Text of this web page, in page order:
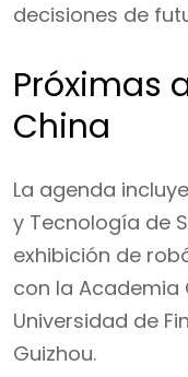
decisiones de
Próximas
China
La agenda
y Tecnología de
exhibición de
con la Academia
Universidad de
Guizhou.